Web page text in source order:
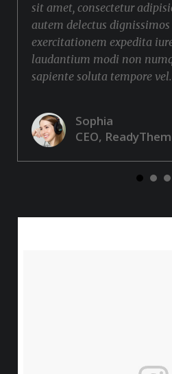
sit amet, consectetur
autem delectus dignissimos
exercitationem expedita
laudantium modi non
sapiente soluta tempore vel.
Sophia
CEO,